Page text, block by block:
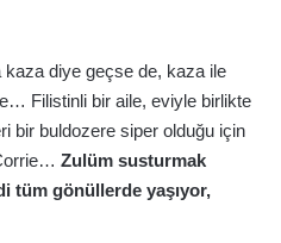
diye geçse de, kaza ile
Filistinli bir aile, eviyle birlikte
bir buldozere siper olduğu için
Zulüm susturmak
tüm gönüllerde yaşıyor,